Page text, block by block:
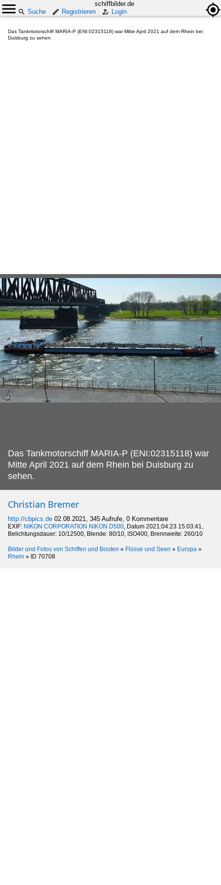
schiffbilder.de
Suche
Registrieren Login
Das Tankmotorschiff MARIA-P (ENI:02315118) war Mitte April 2021 auf dem Rhein bei
Duisburg zu sehen
Das Tankmotorschiff MARIA-P (ENI:02315118) war
Mitte April 2021 auf dem Rhein bei Duisburg zu
sehen.
Christian Bremer
http://cbpics.de 02.08.2021, 345 Aufrufe, 0 Kommentare
EXIF: NIKON CORPORATION NIKON D500, Datum 2021:04:23 15:03:41,
Belichtungsdauer: 10/12500, Blende: 80/10, ISO400, Brennweite: 260/10
Bilder und Fotos von Schiffen und Booten » Flüsse und Seen » Europa »
Rhein » ID 70708